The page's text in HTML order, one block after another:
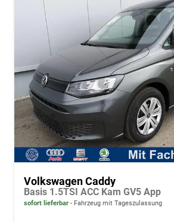
Volkswagen Caddy
Basis 1.5TSI ACC Kam GV5 App
sofort lieferbar Fahrzeug mit Tageszulassung